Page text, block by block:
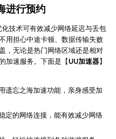
进行预约
化技术可有效减少网络延迟与丢包
用担心中途卡顿、数据传输失败
，无论是热门网络区域还是相对
加速服务。下面是【UU加速器】
遗忘之海加速功能，亲身感受加
定的网络连接，能有效减少网络